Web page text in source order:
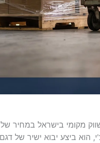
הוא ביצע יבוא ישיר של